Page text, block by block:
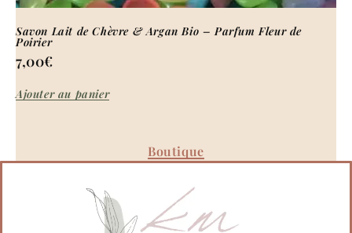
Savon Lait de Chèvre & Argan Bio – Parfum Fleur de
Poirier
7,00€
Ajouter au panier
Boutique